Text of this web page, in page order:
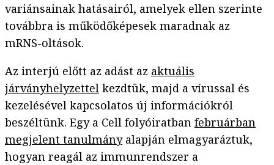
variánsainak hatásairól, amelyek ellen szerinte
továbbra is működőképesek maradnak az
mRNS-oltások.
Az interjú előtt az adást az aktuális
járványhelyzettel kezdtük, majd a vírussal és
kezelésével kapcsolatos új információkról
beszéltünk. Egy a Cell folyóiratban februárban
megjelent tanulmányalapján elmagyaráztuk,
hogyan reagál az immunrendszer a